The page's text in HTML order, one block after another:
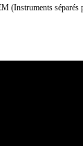
(Instruments séparés